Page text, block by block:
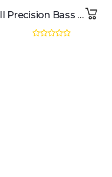
Fender American Professional II Precision Bass RW LH (3-Colour Sunburst)